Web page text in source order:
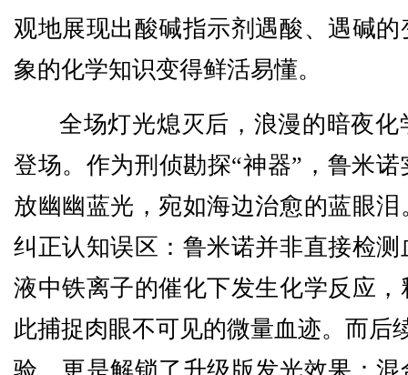
观地展现出酸碱指示剂遇酸、遇碱
象的化学知识变得鲜活易懂。
全场灯光熄灭后，浪漫的暗夜化
登场。作为刑侦勘探“神器”，鲁米
放幽幽蓝光，宛如海边治愈的蓝眼
纠正认知误区：鲁米诺并非直接检
液中铁离子的催化下发生化学反应
此捕捉肉眼不可见的微量血迹。而后